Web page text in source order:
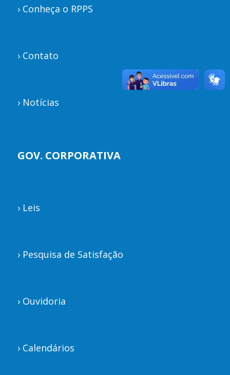
› Conheça o RPPS
› Contato
› Notícias
GOV. CORPORATIVA
› Leis
› Pesquisa de Satisfação
› Ouvidoria
› Calendários